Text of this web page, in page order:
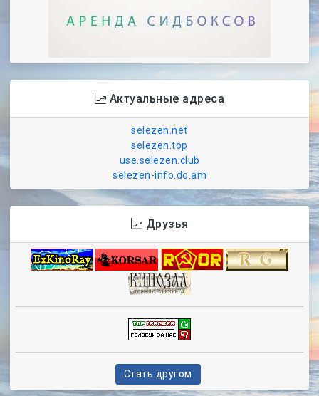
Актуальные адреса
selezen.net
selezen.top
use.selezen.club
selezen-info.do.am
Друзья
Стать другом